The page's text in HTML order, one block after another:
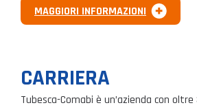
MAGGIORI INFORMAZIONI
CARRIERA
Tubesca-Comabi è un’azienda con